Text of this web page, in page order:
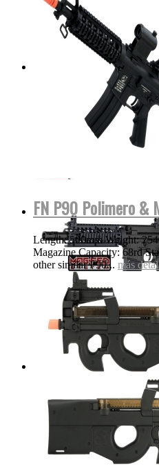
Tippmann TMC
MOSTRAR VIDEO
Glock17 Gen5
OJO NADA DE
FOGUEO ILEGAL👌 Las
for Engagement te permiten
FN P90 Polimero &
Length: 500mm Weight:
Magazine Capacity: 68rd
other similar P90... más